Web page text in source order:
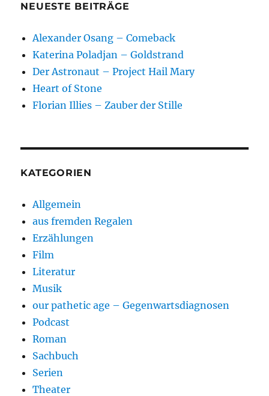
NEUESTE BEITRÄGE
Alexander Osang – Comeback
Katerina Poladjan – Goldstrand
Der Astronaut – Project Hail Mary
Heart of Stone
Florian Illies – Zauber der Stille
KATEGORIEN
Allgemein
aus fremden Regalen
Erzählungen
Film
Literatur
Musik
our pathetic age – Gegenwartsdiagnosen
Podcast
Roman
Sachbuch
Serien
Theater